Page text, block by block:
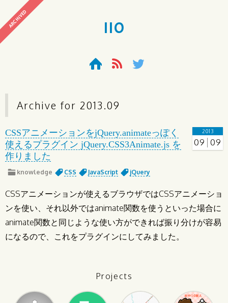
ARCHIVED 110
Archive for 2013.09
2013
09 09
CSSアニメーションをjQuery.animateっぽく
使えるプラグイン jQuery.CSS3Animate.js を
作りました
knowledge CSS JavaScript jQuery
CSSアニメーションが使えるブラウザではCSSアニメーショ
ンを使い、それ以外ではanimate関数を使うといった場合に
animate関数と同じような使い方ができれば振り分けが容易
になるので、これをプラグインにしてみました。
Projects